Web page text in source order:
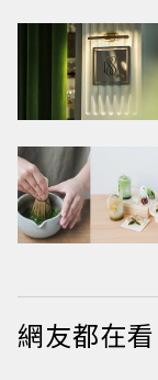
網友都在看